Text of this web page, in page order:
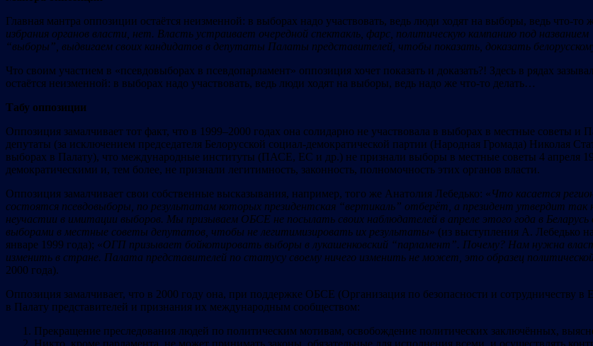
Главная мантра оппозиции остаётся неизменной: в выборах надо участвовать, ведь люди ходят на выборы, ведь что-то
избрания органов власти, нет. Власть устраивает очередной спектакль, фарс, политическую кампанию под названием
“выборы”, выдвигаем своих кандидатов в депутаты Палаты представителей, чтобы показать, доказать
Что своим участием в «псевдовыборах в псевдопарламент» оппозиция хочет показать и доказать?! Здесь в рядах
остаётся неизменной: в выборах надо участвовать, ведь люди ходят на выборы, ведь надо же что-то делать…
Табу оппозиции
Оппозиция замалчивает тот факт, что в 1999–2000 годах она солидарно не участвовала в выборах в местные советы и
депутаты (за исключением председателя Белорусской социал-демократической партии (Народная Громада) Николая
выборах в Палату), что международные институты (ПАСЕ, ЕС и др.) не признали выборы в местные советы 4 апреля
демократическими и, тем более, не признали легитимность, законность, полномочность этих органов власти.
Оппозиция замалчивает свои собственные высказывания, например, того же Анатолия Лебедько: «Что касается
состоятся псевдовыборы, по результатам которых президентская “вертикаль” отберёт, а президент утвердит так
неучастии в имитации выборов. Мы призываем ОБСЕ не посылать своих наблюдателей в апреле этого года в Беларусь
выборами в местные советы депутатов, чтобы не легитимизировать их результаты» (из выступления А. Лебедько
январе 1999 года); «ОГП призывает бойкотировать выборы в лукашенковский “парламент”. Почему? Нам нужна
изменить в стране. Палата представителей по статусу своему ничего изменить не может, это образец
2000 года).
Оппозиция замалчивает, что в 2000 году она, при поддержке ОБСЕ (Организация по безопасности и сотрудничеству
в Палату представителей и признания их международным сообществом:
Прекращение преследования людей по политическим мотивам, освобождение политических заключённых,